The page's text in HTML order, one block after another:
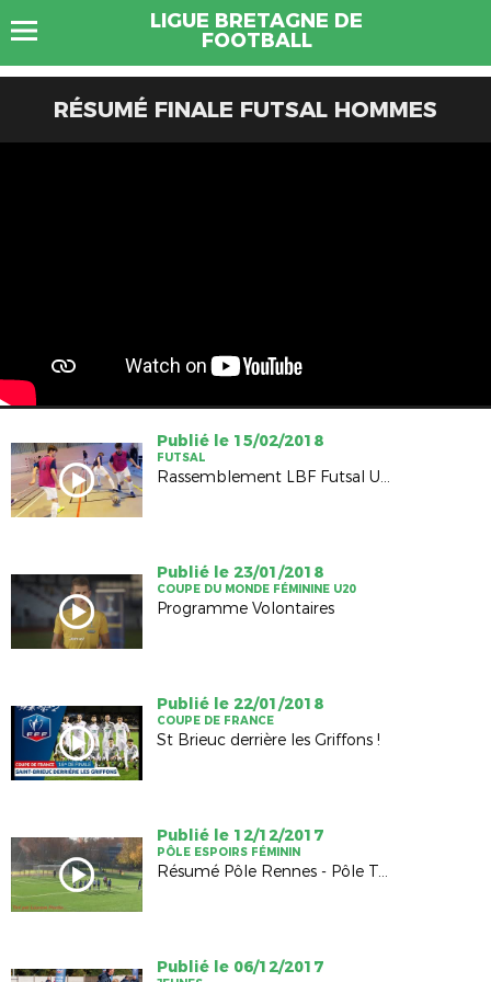
LIGUE BRETAGNE DE
FOOTBALL
RÉSUMÉ FINALE FUTSAL HOMMES
Publié le 15/02/2018
FUTSAL
Rassemblement LBF Futsal U18
Publié le 23/01/2018
COUPE DU MONDE FÉMININE U20
Programme Volontaires
Publié le 22/01/2018
COUPE DE FRANCE
St Brieuc derrière les Griffons !
Publié le 12/12/2017
PÔLE ESPOIRS FÉMININ
Résumé Pôle Rennes - Pôle Tours
Publié le 06/12/2017